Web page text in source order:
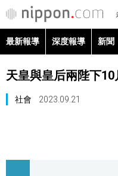
最新報導 深度報導 新聞
天皇與皇后兩陛下
社會 2023.09.21